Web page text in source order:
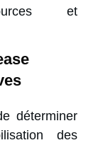
et
déterminer
des